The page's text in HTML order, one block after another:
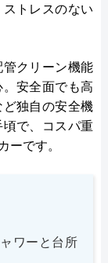
トレスのない
クリーン機能
安全面でも高
ど独自の安全機
で、コスパ重
ーです。
ワーと台所